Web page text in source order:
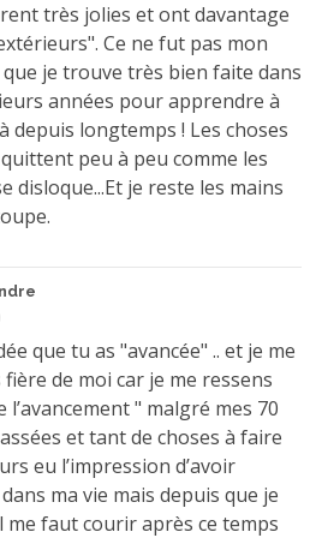
très jolies et ont davantage
Ce ne fut pas mon
que je trouve très bien faite dans
années pour apprendre à
depuis longtemps ! Les choses
peu à peu comme les
disloque...Et je reste les mains
que tu as "avancée" .. et je me
de moi car je me ressens
l’avancement " malgré mes 70
et tant de choses à faire
eu l’impression d’avoir
ma vie mais depuis que je
me faut courir après ce temps